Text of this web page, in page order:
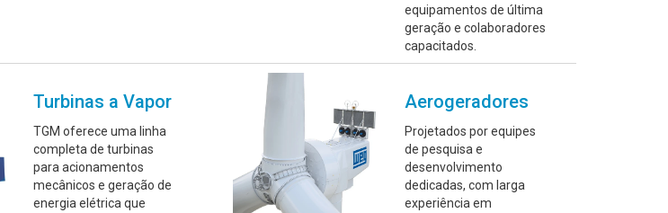
equipamentos de última
geração e colaboradores
capacitados.
Turbinas a Vapor
TGM oferece uma linha
completa de turbinas
para acionamentos
mecânicos e geração de
energia elétrica que
Aerogeradores
Projetados por equipes
de pesquisa e
desenvolvimento
dedicadas, com larga
experiência em